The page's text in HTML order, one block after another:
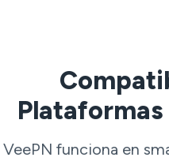
VeePN funciona en